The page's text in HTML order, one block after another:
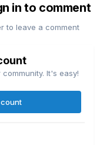
in to comment
to leave a comment
It's easy!